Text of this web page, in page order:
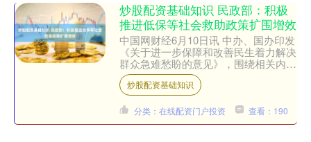
炒股配资基础知识 民政部：积极
推进低保等社会救助政策扩围增效
中国网财经6月10日讯 中办、国办印发
《关于进一步保障和改善民生着力解决
群众急难愁盼的意见》，围绕相关内
容，今日上午，国务院新闻办公室举行
新闻发布会，请国家发展....
炒股配资基础知识
分类：在线配资门户投资 查看：190